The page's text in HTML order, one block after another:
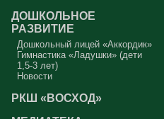
ДОШКОЛЬНОЕ
РАЗВИТИЕ
Дошкольный лицей «Аккордик»
Гимнастика «Ладушки» (дети
1,5-3 лет)
Новости
РКШ «ВОСХОД»